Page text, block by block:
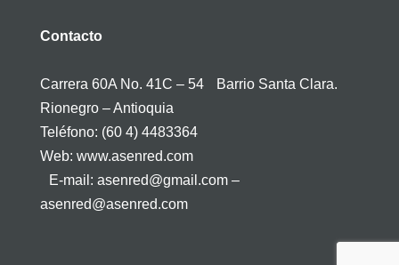
Contacto
Carrera 60A No. 41C – 54 Barrio Santa Clara.
Rionegro – Antioquia
Teléfono: (60 4) 4483364
Web: www.asenred.com
E-mail: asenred@gmail.com –
asenred@asenred.com